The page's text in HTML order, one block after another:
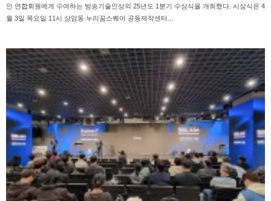
인 연합회원에게 수여하는 방송기술인상의 25년도 1분기 수상식을 개최했다. 시상식은 4
월 3일 목요일 11시 상암동 누리꿈스퀘어 공동제작센터...